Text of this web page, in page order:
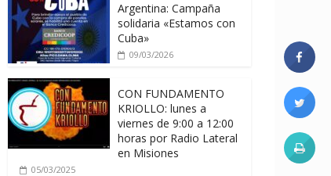
Argentina: Campaña
solidaria «Estamos con
Cuba»
09/03/2026
CON FUNDAMENTO
KRIOLLO: lunes a
viernes de 9:00 a 12:00
horas por Radio Lateral
en Misiones
05/03/2025